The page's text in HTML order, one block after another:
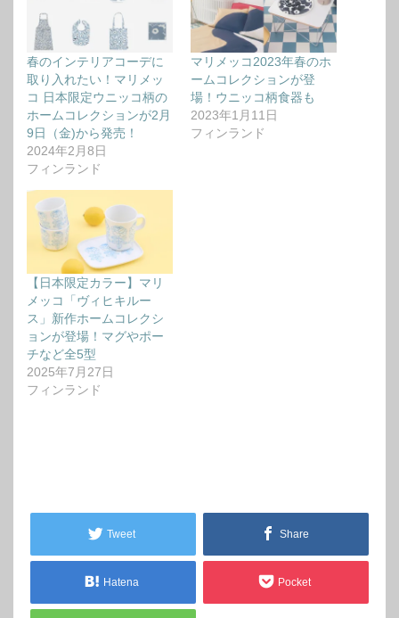
春のインテリアコーデに
取り入れたい！マリメッ
コ 日本限定ウニッコ柄の
ホームコレクションが2月
9日（金)から発売！
2024年2月8日
フィンランド
マリメッコ2023年春のホ
ームコレクションが登
場！ウニッコ柄食器も
2023年1月11日
フィンランド
【日本限定カラー】マリ
メッコ「ヴィヒキルー
ス」新作ホームコレクシ
ョンが登場！マグやポー
チなど全5型
2025年7月27日
フィンランド
Tweet Share
Hatena Pocket